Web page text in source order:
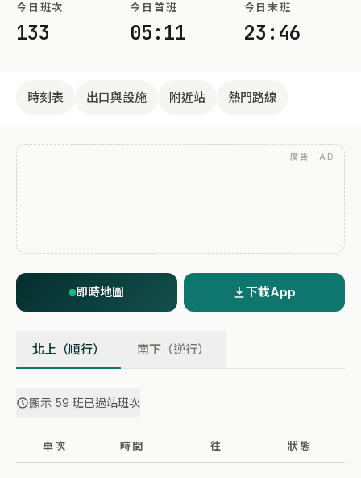
今日班次
133
今日首班
05:11
今日末班
23:46
時刻表 出口與設施 附近站 熱門路線
廣告 · AD
即時地圖 下載App
北上（順行） 南下（逆行）
顯示 59 班已過站班次
車次 時間 往 狀態